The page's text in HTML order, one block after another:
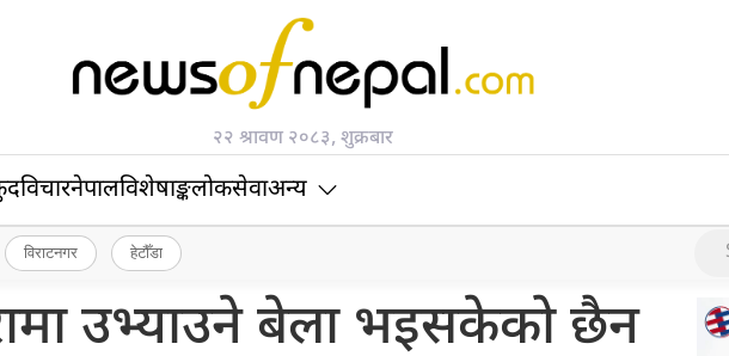
२२ श्रावण २०८३, शुक्रबार
विचारनेपालविशेषाङ्कलोकसेवाअन्य
विराटनगर हेटौँडा
उभ्याउने बेला भइसकेको छैन